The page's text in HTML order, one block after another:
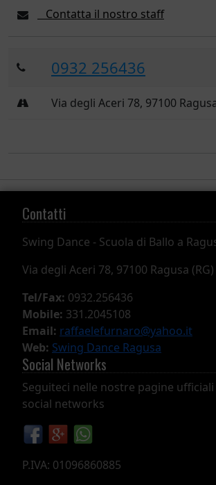
Contatta il nostro staff
0932 256436
Via degli Aceri 78, 97100
Contatti
Swing Dance - Scuola di Ballo a
Via degli Aceri 78, 97100 Ragusa (RG)
Tel/Fax: 0932.256436
Mobile: 331.2045108
Email: raffaelefurnaro@yahoo.it
Web: Swing Dance Ragusa
Social Networks
Seguiteci nelle nostre pagine
social networks
P.IVA: 01096860885